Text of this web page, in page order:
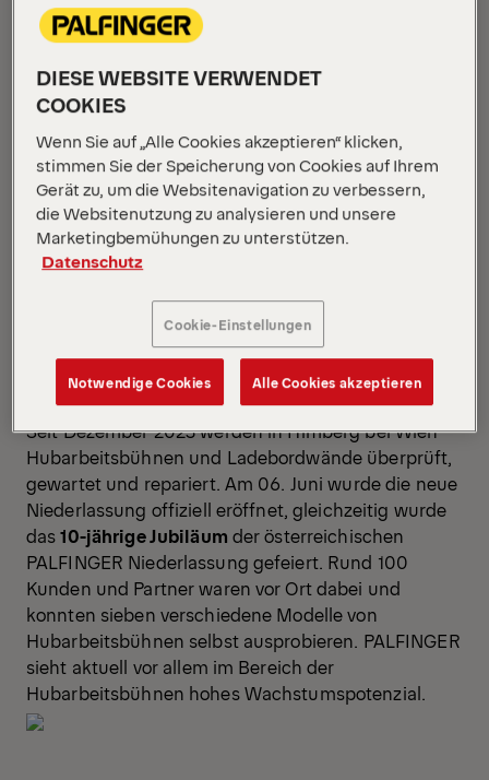
Mit dem neuenStandort Himbergbaut PALFINGER
die Verfügbarkeit von Serviceleistungen weiter aus.
Seit Dezember 2023 werden in Himberg bei Wien
Hubarbeitsbühnen und Ladebordwände überprüft,
gewartet und repariert. Am 06. Juni wurde die neue
Niederlassung offiziell eröffnet, gleichzeitig wurde
das10-jährige Jubiläum der österreichischen
PALFINGER Niederlassung gefeiert. Rund 100
Kunden und Partner waren vor Ort dabei und
konnten sieben verschiedene Modelle von
Hubarbeitsbühnen selbst ausprobieren. PALFINGER
sieht aktuell vor allem im Bereich der
Hubarbeitsbühnen hohes Wachstumspotenzial.
DIESE WEBSITE VERWENDET
COOKIES
Wenn Sie auf „Alle Cookies akzeptieren“ klicken,
stimmen Sie der Speicherung von Cookies auf Ihrem
Gerät zu, um die Websitenavigation zu verbessern,
die Websitenutzung zu analysieren und unsere
Marketingbemühungen zu unterstützen.
Datenschutz
Cookie-Einstellungen
Notwendige Cookies Alle Cookies akzeptieren